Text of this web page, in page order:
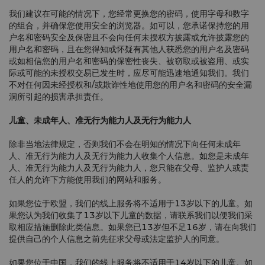
我们建议在可能的情况下，您经常更换您的密码，使用字母和数字
的组合，并确保您使用安全的浏览器。如可以，您承诺保持您的用
户名和密码安全及保密且不会向任何未授权方披露或允许披露您的
用户名和密码，且在您得知或怀疑有其他人获悉您的用户名及密码
或如相信您的用户名和密码的保密性丧失、被窃取或被盗用、或实
际或可能的未授权交易已发生时，应尽可能迅速地通知我们。我们
不对任何因未经授权和/或欺诈性地使用您的用户名和密码的安全漏
洞所引起的损害承担责任。
儿童、未成年人、准无行为能力人及无行为能力人
除非当地法律规定，否则我们不会在明知的情况下向任何未成年
人、准无行为能力人及无行为能力人收集个人信息。如您是未成年
人、准无行为能力人及无行为能力人，您只能在父母、监护人或责
任人的允许下方能使用我们的网站和服务。
如果您位于欧盟，我们的线上服务将不适用于13岁以下的儿童。如
果您认为我们收集了13岁以下儿童的数据，请联系我们以便我们采
取相应措施删除此类信息。如果您已13岁但不足16岁，请在向我们
提供自己的个人信息之前先征求父母或法定监护人的同意。
如果您位于中国，我们的线上服务将不适用于14岁以下的儿童。如